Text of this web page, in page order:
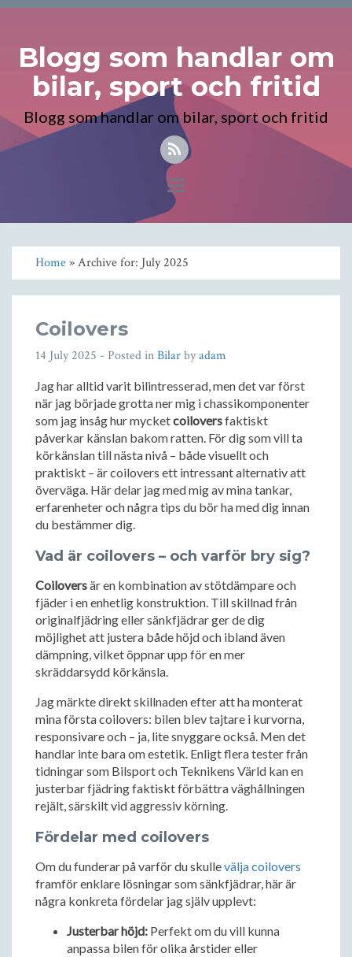
Blogg som handlar om
bilar, sport och fritid
Blogg som handlar om bilar, sport och fritid
Toggle
navigation
Home» Archive for: July 2025
Coilovers
14 July 2025 - Posted inBilarbyadam
Jag har alltid varit bilintresserad, men det var först
när jag började grotta ner mig i chassikomponenter
som jag insåg hur mycketcoiloversfaktiskt
påverkar känslan bakom ratten. För dig som vill ta
körkänslan till nästa nivå – både visuellt och
praktiskt – är coilovers ett intressant alternativ att
överväga. Här delar jag med mig av mina tankar,
erfarenheter och några tips du bör ha med dig innan
du bestämmer dig.
Vad är coilovers – och varför bry sig?
Coiloversär en kombination av stötdämpare och
fjäder i en enhetlig konstruktion. Till skillnad från
originalfjädring eller sänkfjädrar ger de dig
möjlighet att justera både höjd och ibland även
dämpning, vilket öppnar upp för en mer
skräddarsydd körkänsla.
Jag märkte direkt skillnaden efter att ha monterat
mina första coilovers: bilen blev tajtare i kurvorna,
responsivare och – ja, lite snyggare också. Men det
handlar inte bara om estetik. Enligt flera tester från
tidningar som Bilsport och Teknikens Värld kan en
justerbar fjädring faktiskt förbättra väghållningen
rejält, särskilt vid aggressiv körning.
Fördelar med coilovers
Om du funderar på varför du skullevälja coilovers
framför enklare lösningar som sänkfjädrar, här är
några konkreta fördelar jag själv upplevt:
Justerbar höjd: Perfekt om du vill kunna
anpassa bilen för olika årstider eller